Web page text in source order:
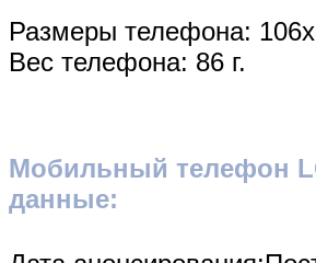
Размеры телефона:
Вес телефона: 86 г.
Мобильный телефон
данные: